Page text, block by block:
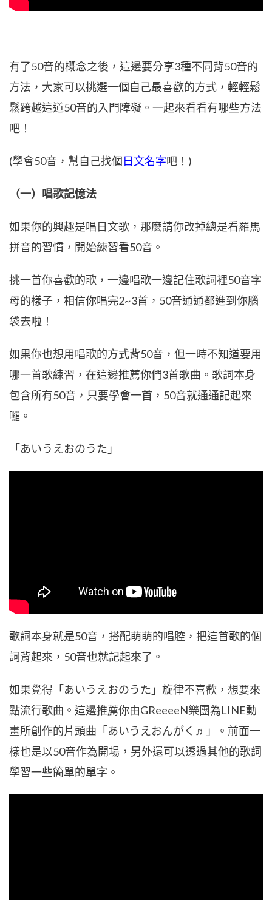
有了50音的概念之後，這邊要分享3種不同背50音的
方法，大家可以挑選一個自己最喜歡的方式，輕輕鬆
鬆跨越這道50音的入門障礙。一起來看看有哪些方法
吧！
(學會50音，幫自己找個日文名字吧！)
（一）唱歌記憶法
如果你的興趣是唱日文歌，那麼請你改掉總是看羅馬
拼音的習慣，開始練習看50音。
挑一首你喜歡的歌，一邊唱歌一邊記住歌詞裡50音字
母的樣子，相信你唱完2~3首，50音通通都進到你腦
袋去啦！
如果你也想用唱歌的方式背50音，但一時不知道要用
哪一首歌練習，在這邊推薦你們3首歌曲。歌詞本身
包含所有50音，只要學會一首，50音就通通記起來
囉。
「あいうえおのうた」
歌詞本身就是50音，搭配萌萌的唱腔，把這首歌的個
詞背起來，50音也就記起來了。
如果覺得「あいうえおのうた」旋律不喜歡，想要來
點流行歌曲。這邊推薦你由GReeeeN樂團為LINE動
畫所創作的片頭曲「あいうえおんがく♬」。前面一
樣也是以50音作為開場，另外還可以透過其他的歌詞
學習一些簡單的單字。